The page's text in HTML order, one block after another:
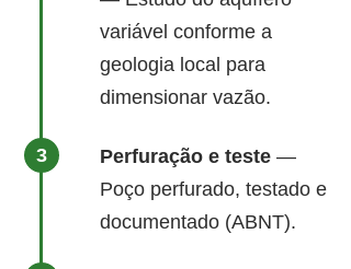
variável conforme a
geologia local para
dimensionar vazão.
Perfuração e teste —
Poço perfurado, testado e
documentado (ABNT).